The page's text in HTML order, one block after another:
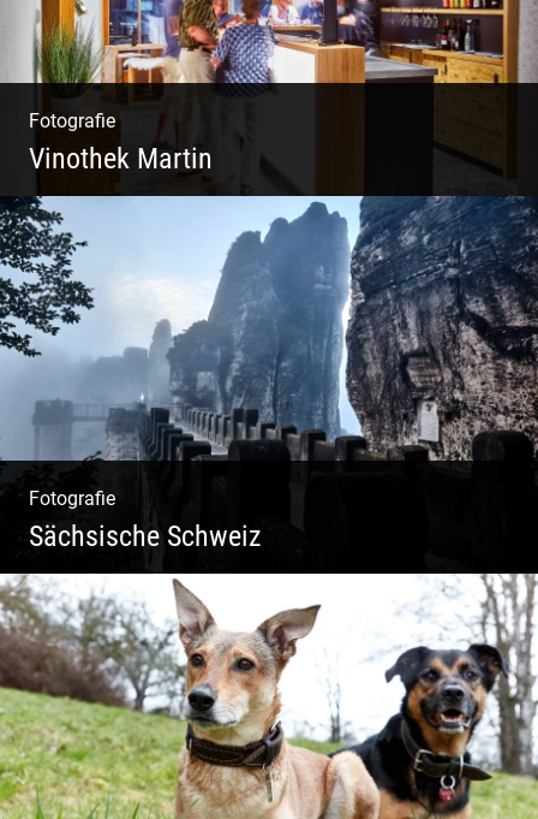
Fotografie
Vinothek Martin
Shooting Vinothek und Ferienwohnung
Fotografie
Sächsische Schweiz
Morgendliche Mystik im Elbsandsteingebirge